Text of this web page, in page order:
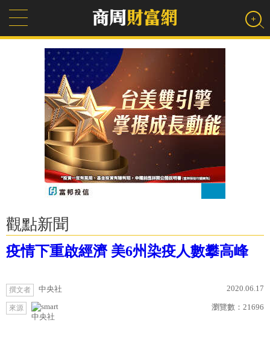
觀點新聞
疫情下重啟經濟 美6州染疫人數攀高峰
撰文者 中央社 2020.06.17
來源
中央社
瀏覽數： 21696